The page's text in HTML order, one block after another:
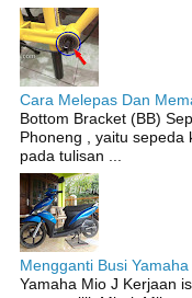
Cara Melepas Dan
Bottom Bracket (BB)
Phoneng , yaitu sepeda
pada tulisan ...
Mengganti Busi Yamaha
Yamaha Mio J Kerjaan